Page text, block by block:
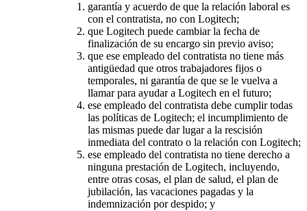
garantía y acuerdo de que la relación laboral es
con el contratista, no con Logitech;
que Logitech puede cambiar la fecha de
finalización de su encargo sin previo aviso;
que ese empleado del contratista no tiene más
antigüedad que otros trabajadores fijos o
temporales, ni garantía de que se le vuelva a
llamar para ayudar a Logitech en el futuro;
ese empleado del contratista debe cumplir todas
las políticas de Logitech; el incumplimiento de
las mismas puede dar lugar a la rescisión
inmediata del contrato o la relación con Logitech;
ese empleado del contratista no tiene derecho a
ninguna prestación de Logitech, incluyendo,
entre otras cosas, el plan de salud, el plan de
jubilación, las vacaciones pagadas y la
indemnización por despido; y